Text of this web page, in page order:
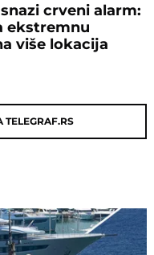
crveni alarm:
ekstremnu
više lokacija
TELEGRAF.RS